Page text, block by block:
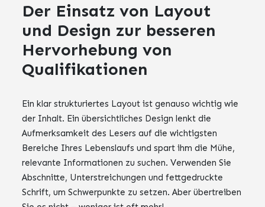
Der Einsatz von Layout
und Design zur besseren
Hervorhebung von
Qualifikationen
Ein klar strukturiertes Layout ist genauso wichtig wie
der Inhalt. Ein übersichtliches Design lenkt die
Aufmerksamkeit des Lesers auf die wichtigsten
Bereiche Ihres Lebenslaufs und spart ihm die Mühe,
relevante Informationen zu suchen. Verwenden Sie
Abschnitte, Unterstreichungen und fettgedruckte
Schrift, um Schwerpunkte zu setzen. Aber übertreiben